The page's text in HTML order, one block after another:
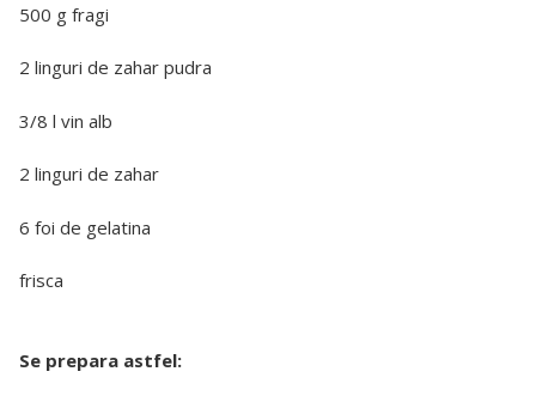
500 g fragi
2 linguri de zahar pudra
3/8 l vin alb
2 linguri de zahar
6 foi de gelatina
frisca
Se prepara astfel: